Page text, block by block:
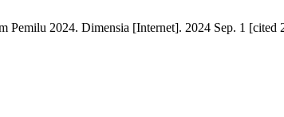
2024. Dimensia [Internet]. 2024 Sep. 1